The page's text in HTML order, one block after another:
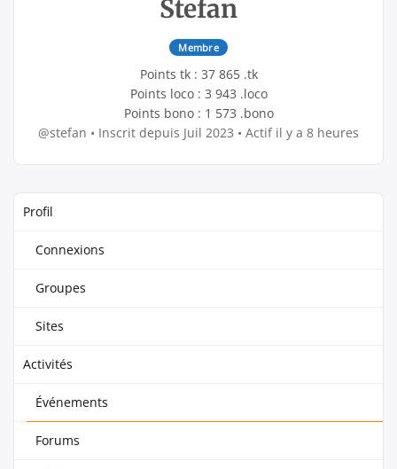
Stefan
Membre
Points tk : 37 865 .tk
Points loco : 3 943 .loco
Points bono : 1 573 .bono
@stefan • Inscrit depuis Juil 2023 • Actif il y a 8 heures
Profil
Connexions
Groupes
Sites
Activités
Événements
Forums